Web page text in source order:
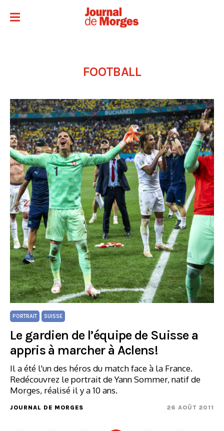
FOOTBALL
PORTRAIT SUISSE
Le gardien de l’équipe de Suisse a
appris à marcher à Aclens!
Il a été l'un des héros du match face à la France.
Redécouvrez le portrait de Yann Sommer, natif de
Morges, réalisé il y a 10 ans.
JOURNAL DE MORGES 26 AOÛT 2011